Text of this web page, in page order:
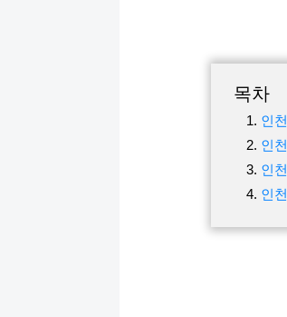
목차
인
인
인
인